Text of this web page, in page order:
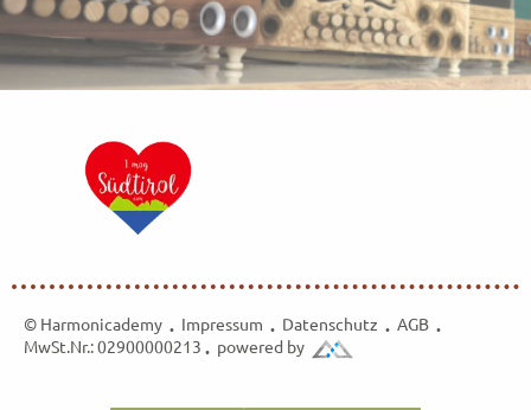
© Harmonicademy • Impressum • Datenschutz • AGB •
MwSt.Nr.: 02900000213 • powered by